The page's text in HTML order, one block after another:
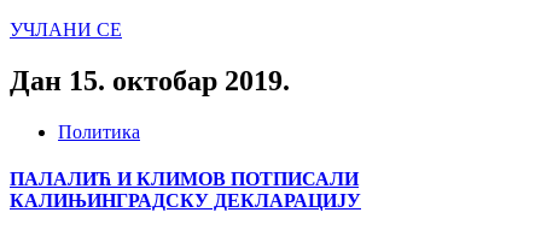
УЧЛАНИ СЕ
Дан 15. октобар 2019.
Политика
ПАЛАЛИЋ И КЛИМОВ ПОТПИСАЛИ
КАЛИЊИНГРАДСКУ ДЕКЛАРАЦИЈУ